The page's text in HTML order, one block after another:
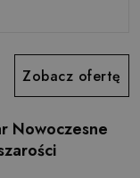
Zobacz ofertę
Nowoczesne